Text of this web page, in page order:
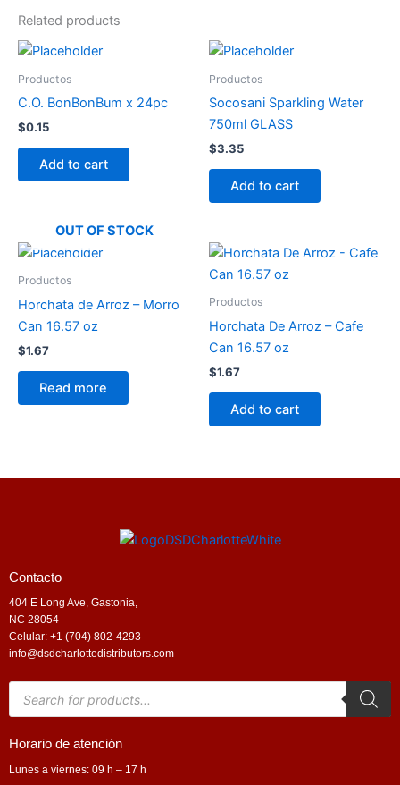
Related products
Productos
C.O. BonBonBum x 24pc
$0.15
Add to cart
Productos
Socosani Sparkling Water
750ml GLASS
$3.35
Add to cart
OUT OF STOCK
Productos
Horchata de Arroz – Morro
Can 16.57 oz
$1.67
Read more
Productos
Horchata De Arroz – Cafe
Can 16.57 oz
$1.67
Add to cart
Contacto
404 E Long Ave, Gastonia,
NC 28054
Celular: +1 (704) 802-4293
info@dsdcharlottedistributors.com
search
Horario de atención
Lunes a viernes: 09 h – 17 h